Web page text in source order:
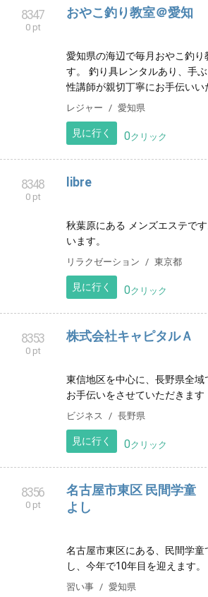
千葉県松戸市・新松戸/ここい
のに”をコンセプトにした、女
室です。このページでは教室の
います。
健康 千葉県
おやこ釣り教室＠愛知
愛知県の海辺で毎月おやこ釣り
す。 釣り具レンタルあり、手ぶ
性講師が親切丁寧にお手伝いい
レジャー 愛知県
見に行く 0 クリック
libre
秋葉原にある メンズエステで
います。
リラクゼーション 東京都
見に行く 0 クリック
株式会社キャピタルＡ
東信地区を中心に、長野県全域